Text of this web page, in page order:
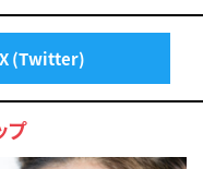
X (Twitter)
プ